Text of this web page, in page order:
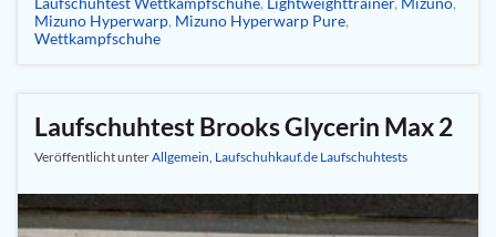
Mizuno Hyperwarp, Mizuno Hyperwarp Pure,
Wettkampfschuhe
Laufschuhtest Brooks Glycerin Max 2
Veröffentlicht unterAllgemein Laufschuhkauf.de Laufschuhtests